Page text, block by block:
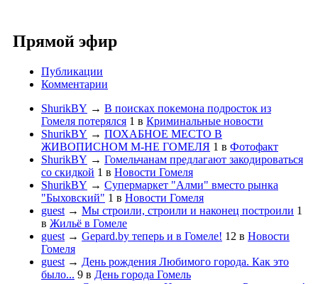
Прямой эфир
Публикации
Комментарии
ShurikBY → В поисках покемона подросток из
Гомеля потерялся 1 в Криминальные новости
ShurikBY → ПОХАБНОЕ МЕСТО В
ЖИВОПИСНОМ М-НЕ ГОМЕЛЯ 1 в Фотофакт
ShurikBY → Гомельчанам предлагают закодироваться
со скидкой 1 в Новости Гомеля
ShurikBY → Супермаркет "Алми" вместо рынка
"Быховский" 1 в Новости Гомеля
guest → Мы строили, строили и наконец построили 1
в Жильё в Гомеле
guest → Gepard.by теперь и в Гомеле! 12 в Новости
Гомеля
guest → День рождения Любимого города. Как это
было... 9 в День города Гомель